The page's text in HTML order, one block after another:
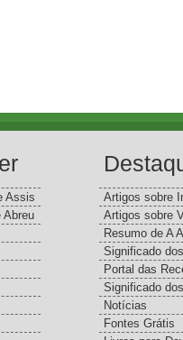
Assis
Abreu
Artigos sobre
Artigos sobre
Resumo de A
Significado
Portal das
Significado
Notícias
Fontes Grátis